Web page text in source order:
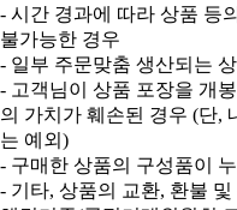
- 시간 경과에 따라 상품 등
불가능한 경우
- 일부 주문맞춤 생산되는
- 고객님이 상품 포장을 개
의 가치가 훼손된 경우 (단,
는 예외)
- 구매한 상품의 구성품이
- 기타, 상품의 교환, 환불